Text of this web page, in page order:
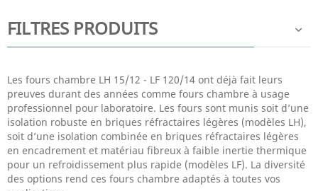
FILTRES PRODUITS
Les fours chambre LH 15/12 - LF 120/14 ont déjà fait leurs
preuves durant des années comme fours chambre à usage
professionnel pour laboratoire. Les fours sont munis soit d’une
isolation robuste en briques réfractaires légères (modèles LH),
soit d’une isolation combinée en briques réfractaires légères
en encadrement et matériau fibreux à faible inertie thermique
pour un refroidissement plus rapide (modèles LF). La diversité
des options rend ces fours chambre adaptés à toutes vos